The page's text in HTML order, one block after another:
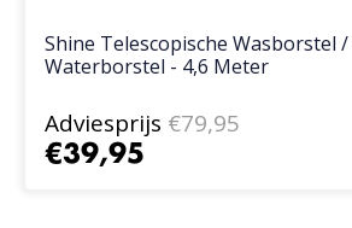
Shine Telescopische Wasborstel
Waterborstel - 4,6 Meter
Adviesprijs €79,95
€39,95